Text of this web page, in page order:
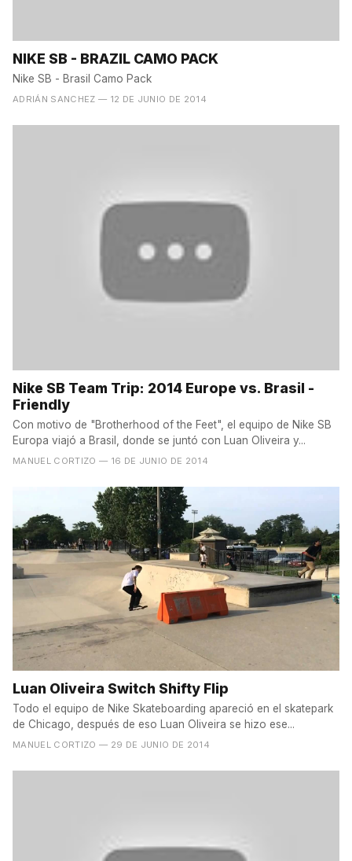
NIKE SB - BRAZIL CAMO PACK
Nike SB - Brasil Camo Pack
ADRIÁN SANCHEZ — 12 DE JUNIO DE 2014
Nike SB Team Trip: 2014 Europe vs. Brasil -
Friendly
Con motivo de "Brotherhood of the Feet", el equipo de Nike SB
Europa viajó a Brasil, donde se juntó con Luan Oliveira y...
MANUEL CORTIZO — 16 DE JUNIO DE 2014
Luan Oliveira Switch Shifty Flip
Todo el equipo de Nike Skateboarding apareció en el skatepark
de Chicago, después de eso Luan Oliveira se hizo ese...
MANUEL CORTIZO — 29 DE JUNIO DE 2014